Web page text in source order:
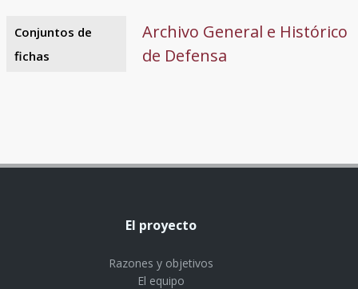
Conjuntos de
fichas
Archivo General e Histórico
de Defensa
El proyecto
Razones y objetivos
El equipo